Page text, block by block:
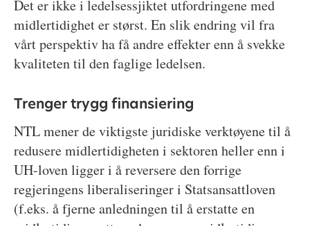
Det er ikke i ledelsessjiktet utfordringene med
midlertidighet er størst. En slik endring vil fra
vårt perspektiv ha få andre effekter enn å svekke
kvaliteten til den faglige ledelsen.
Trenger trygg finansiering
NTL mener de viktigste juridiske verktøyene til å
redusere midlertidigheten i sektoren heller enn i
UH-loven ligger i å reversere den forrige
regjeringens liberaliseringer i Statsansattloven
(f.eks. å fjerne anledningen til å erstatte en